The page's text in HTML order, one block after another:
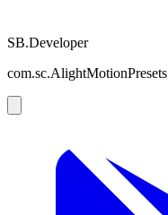
SB.Developer
com.sc.AlightMotionPresets